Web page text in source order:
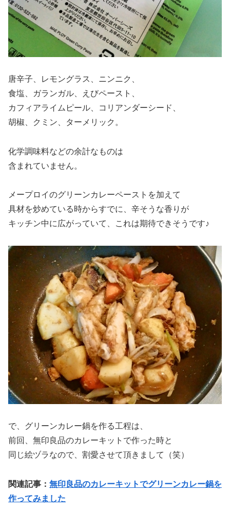
唐辛子、レモングラス、ニンニク、
食塩、ガランガル、えびペースト、
カフィアライムピール、コリアンダーシード、
胡椒、クミン、ターメリック。
化学調味料などの余計なものは
含まれていません。
メープロイのグリーンカレーペーストを加えて
具材を炒めている時からすでに、辛そうな香りが
キッチン中に広がっていて、これは期待できそうです♪
で、グリーンカレー鍋を作る工程は、
前回、無印良品のカレーキットで作った時と
同じ絵ヅラなので、割愛させて頂きまして（笑）
関連記事： 無印良品のカレーキットでグリーンカレー鍋を
作ってみました